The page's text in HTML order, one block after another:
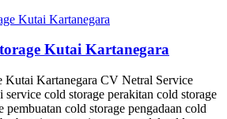
Kutai Kartanegara
Kutai Kartanegara CV Netral Service
cold storage perakitan cold storage
pembuatan cold storage pengadaan cold